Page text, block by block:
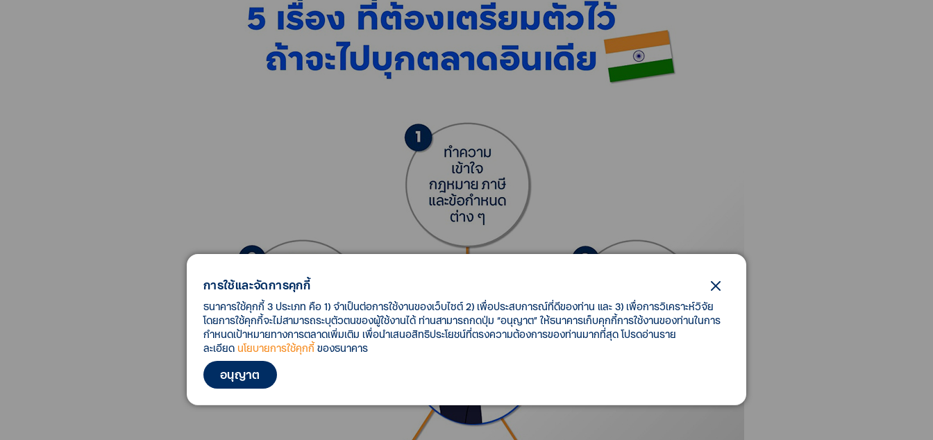
การใช้และจัดการคุกกี้
ธนาคารใช้คุกกี้ 3 ประเภท คือ 1) จำเป็นต่อการใช้งานของเว็บไซต์ 2) เพื่อประสบการณ์ที่ดีของท่าน และ 3) เพื่อการวิเคราะห์วิจัย
โดยการใช้คุกกี้จะไม่สามารถระบุตัวตนของผู้ใช้งานได้ ท่านสามารถกดปุ่ม “อนุญาต” ให้ธนาคารเก็บคุกกี้การใช้งานของท่านในการ
กำหนดเป้าหมายทางการตลาดเพิ่มเติม เพื่อนำเสนอสิทธิประโยชน์ที่ตรงความต้องการของท่านมากที่สุด โปรดอ่านราย
ละเอียด นโยบายการใช้คุกกี้ ของธนาคาร
อนุญาต